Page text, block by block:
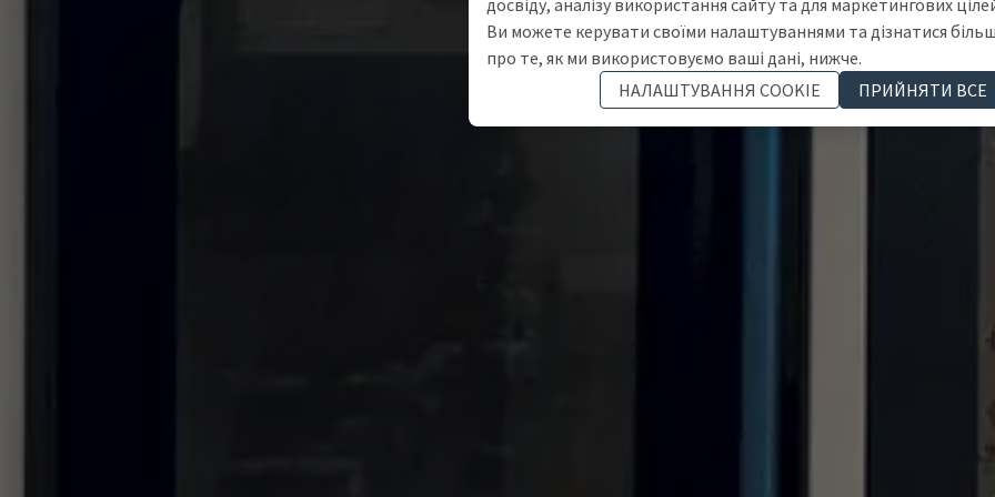
досвіду, аналізу використання сайту та для маркетингових
Ви можете керувати своїми налаштуваннями та дізнатися
про те, як ми використовуємо ваші дані, нижче.
НАЛАШТУВАННЯ COOKIE
ПРИЙНЯТИ ВСЕ